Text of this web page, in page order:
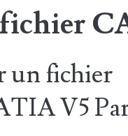
un fichier
V5